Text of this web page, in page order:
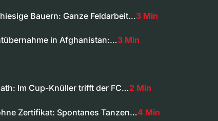
Bauern: Ganze Feldarbeit…3 Min
in Afghanistan:…3 Min
Im Cup-Knüller trifft der FC…2 Min
Zertifikat: Spontanes Tanzen…4 Min